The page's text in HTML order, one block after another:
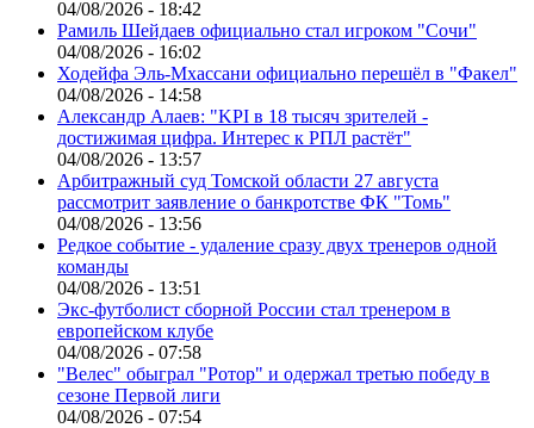
04/08/2026 - 18:42
Рамиль Шейдаев официально стал игроком "Сочи"
04/08/2026 - 16:02
Ходейфа Эль-Мхассани официально перешёл в "Факел"
04/08/2026 - 14:58
Александр Алаев: "KPI в 18 тысяч зрителей -
достижимая цифра. Интерес к РПЛ растёт"
04/08/2026 - 13:57
Арбитражный суд Томской области 27 августа
рассмотрит заявление о банкротстве ФК "Томь"
04/08/2026 - 13:56
Редкое событие - удаление сразу двух тренеров одной
команды
04/08/2026 - 13:51
Экс-футболист сборной России стал тренером в
европейском клубе
04/08/2026 - 07:58
"Велес" обыграл "Ротор" и одержал третью победу в
сезоне Первой лиги
04/08/2026 - 07:54